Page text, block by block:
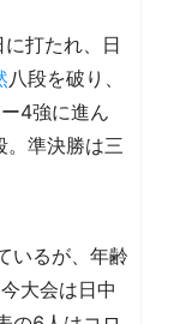
打たれ、日
八段を破り、
4強に進ん
。準決勝は三
いるが、年齢
大会は日中